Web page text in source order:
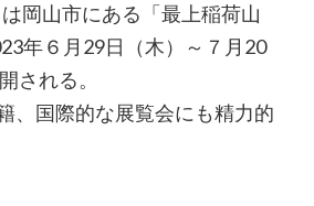
岡山市にある「最上稲荷山
年６月29日（木）～７月20
される。
、国際的な展覧会にも精力的